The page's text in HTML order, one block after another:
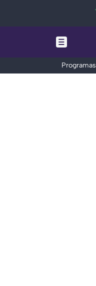
Programas